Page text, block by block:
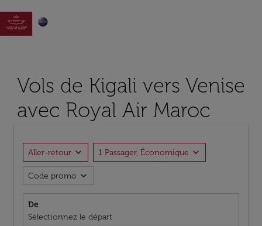

Vols de Kigali vers Venise
avec Royal Air Maroc
Aller-retour expand_more 1 Passager, Économique expand_more
Code promo expand_more
De
Sélectionnez le départ